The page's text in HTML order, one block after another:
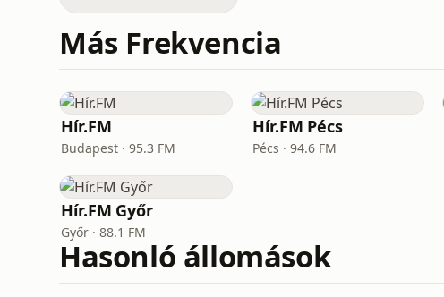
Más Frekvencia
Hír.FM
Budapest · 95.3 FM
Hír.FM Pécs
Pécs · 94.6 FM
Hír.FM Győr
Győr · 88.1 FM
Hasonló állomások